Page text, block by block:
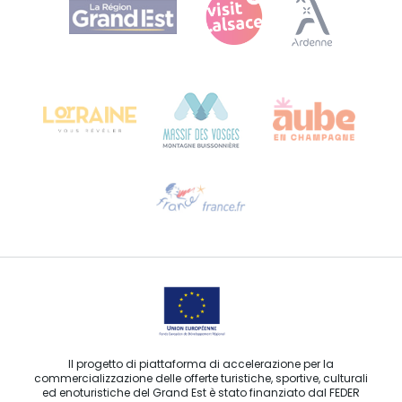
Bureau de Colmar (sede operativa)
Contattaci per e-mail
Il progetto di piattaforma di accelerazione per la
commercializzazione delle offerte turistiche, sportive, culturali
ed enoturistiche del Grand Est è stato finanziato dal FEDER